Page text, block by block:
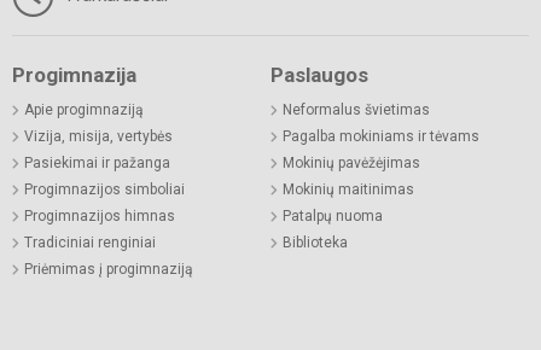
Progimnazija
Apie progimnaziją
Vizija, misija, vertybės
Pasiekimai ir pažanga
Progimnazijos simboliai
Progimnazijos himnas
Tradiciniai renginiai
Priėmimas į progimnaziją
Paslaugos
Neformalus švietimas
Pagalba mokiniams ir tėvams
Mokinių pavėžėjimas
Mokinių maitinimas
Patalpų nuoma
Biblioteka